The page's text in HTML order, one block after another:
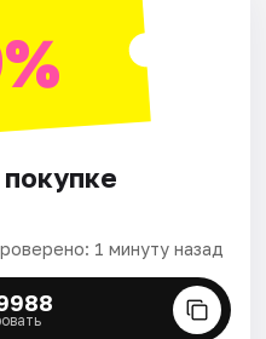
1 минуту назад